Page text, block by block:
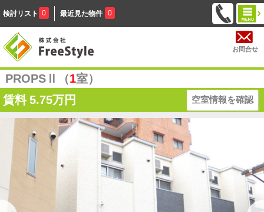
検討リスト 0 最近見た物件 0
お問合せ
PROPSⅡ（1室）
賃料 5.75万円 空室情報を確認